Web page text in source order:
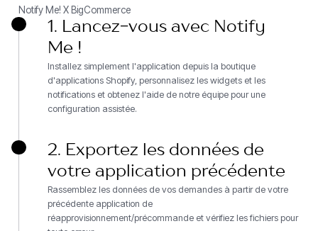
Notify Me! X BigCommerce
1. Lancez-vous avec Notify
Me !
Installez simplement l'application depuis la boutique
d'applications Shopify, personnalisez les widgets et les
notifications et obtenez l'aide de notre équipe pour une
configuration assistée.
2. Exportez les données de
votre application précédente
Rassemblez les données de vos demandes à partir de votre
précédente application de
réapprovisionnement/précommande et vérifiez les fichiers pour